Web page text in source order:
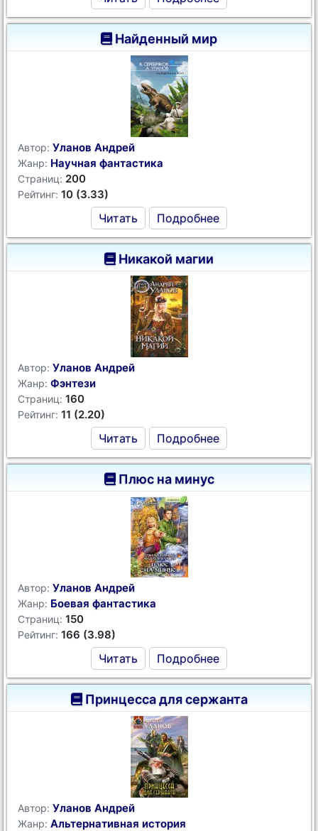
Найденный мир
Автор: Уланов Андрей
Жанр: Научная фантастика
Страниц: 200
Рейтинг: 10 (3.33)
Читать Подробнее
Никакой магии
Автор: Уланов Андрей
Жанр: Фэнтези
Страниц: 160
Рейтинг: 11 (2.20)
Читать Подробнее
Плюс на минус
Автор: Уланов Андрей
Жанр: Боевая фантастика
Страниц: 150
Рейтинг: 166 (3.98)
Читать Подробнее
Принцесса для сержанта
Автор: Уланов Андрей
Жанр: Альтернативная история